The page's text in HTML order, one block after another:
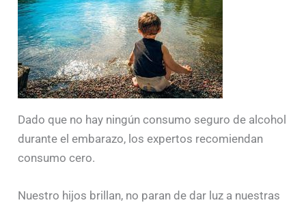
Dado que no hay ningún consumo seguro de alcohol
durante el embarazo, los expertos recomiendan
consumo cero.
Nuestro hijos brillan, no paran de dar luz a nuestras